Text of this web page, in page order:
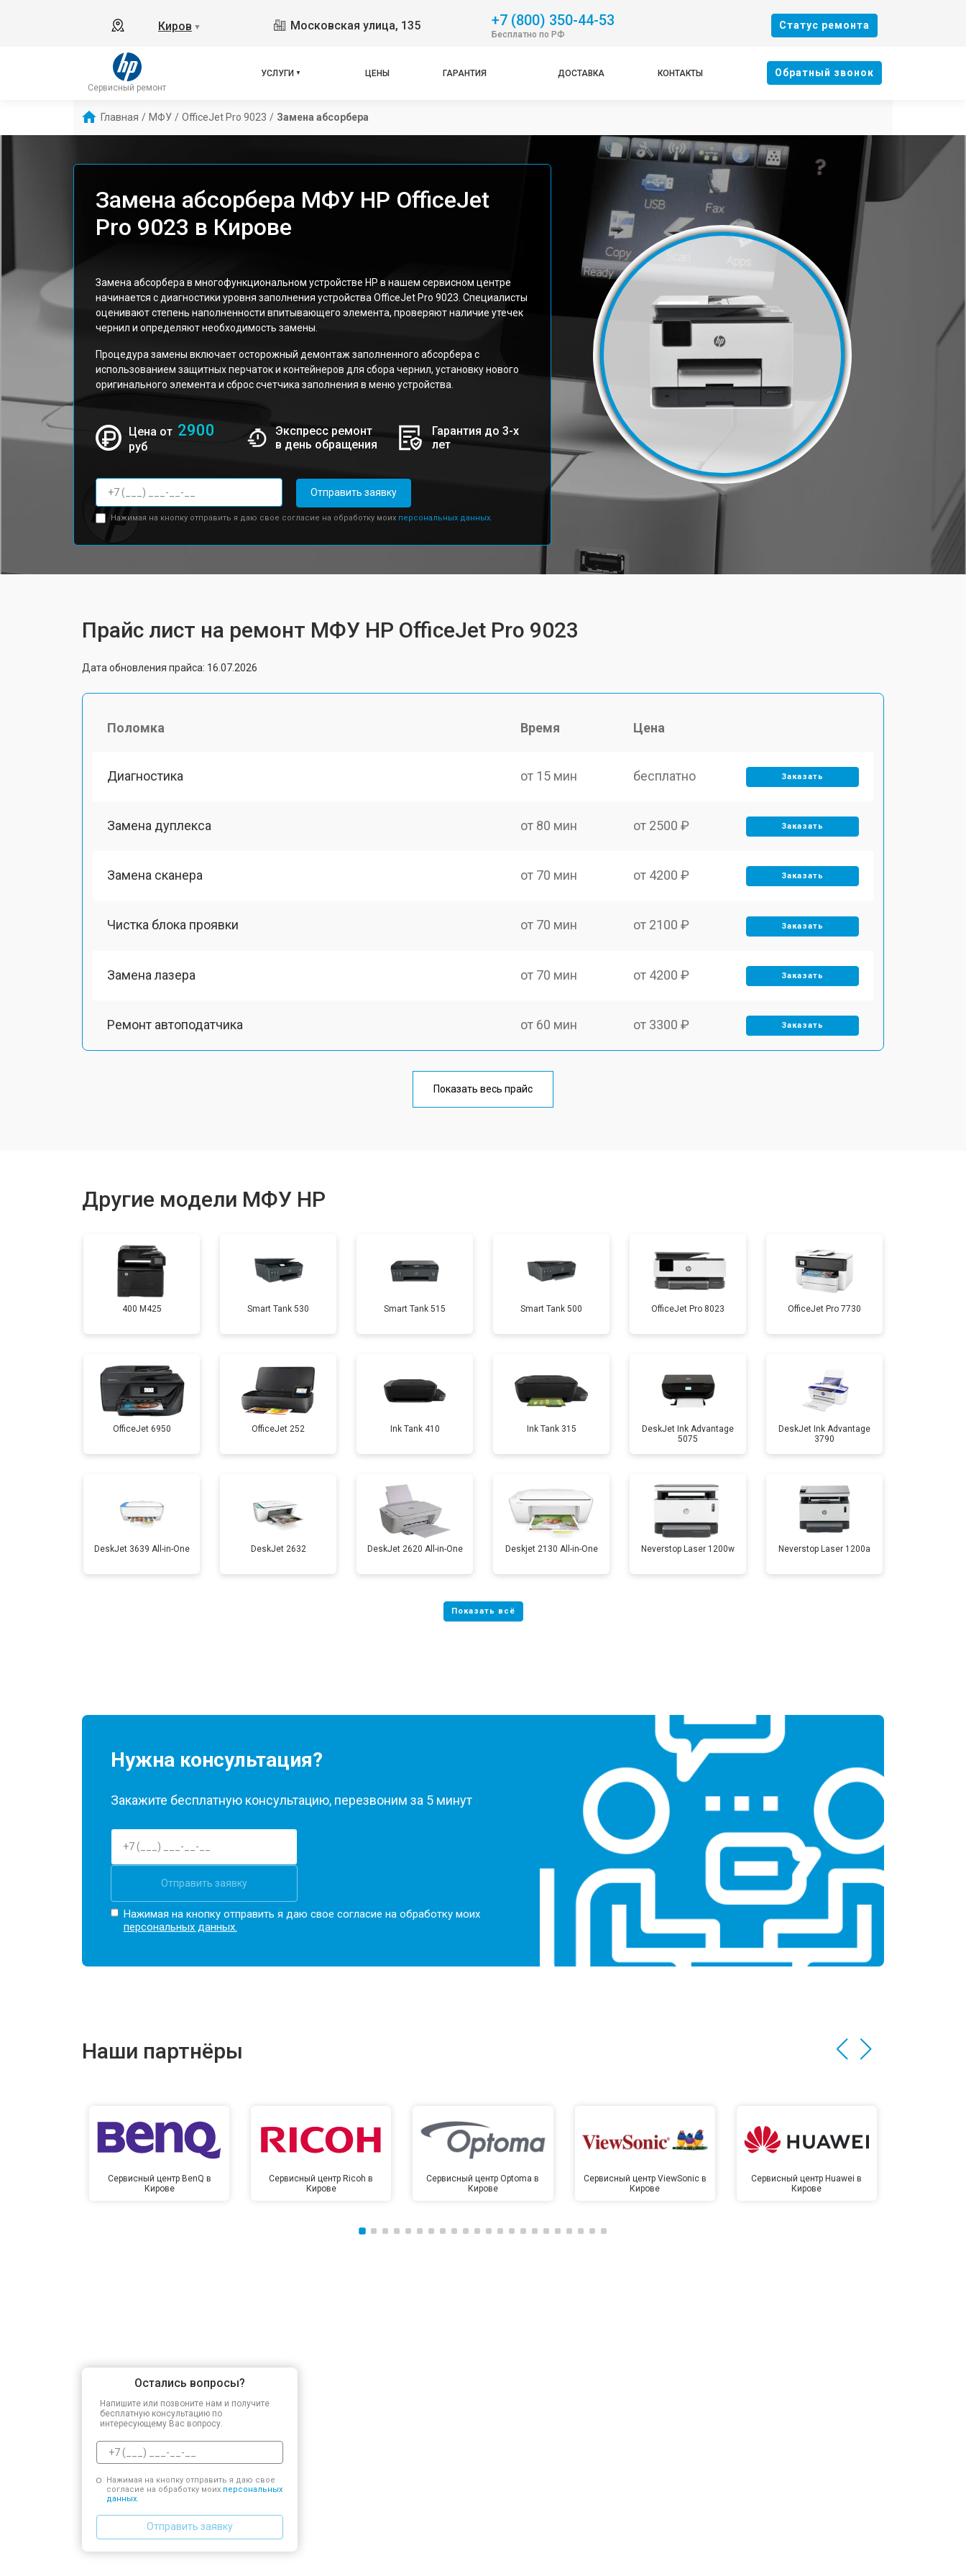
Киров ▼ Московская улица, 135 +7 (800) 350-44-53
Бесплатно по РФ
Cтатус ремонта
Сервисный ремонт
УСЛУГИ ЦЕНЫ ГАРАНТИЯ ДОСТАВКА КОНТАКТЫ Oбратный звонок
Главная / МФУ / OfficeJet Pro 9023 / Замена абсорбера
Замена абсорбера МФУ HP OfficeJet
Pro 9023 в Кирове
Замена абсорбера в многофункциональном устройстве HP в нашем сервисном центре
начинается с диагностики уровня заполнения устройства OfficeJet Pro 9023. Специалисты
оценивают степень наполненности впитывающего элемента, проверяют наличие утечек
чернил и определяют необходимость замены.
Процедура замены включает осторожный демонтаж заполненного абсорбера с
использованием защитных перчаток и контейнеров для сбора чернил, установку нового
оригинального элемента и сброс счетчика заполнения в меню устройства.
Цена от 2900
руб
Экспресс ремонт
в день обращения
Гарантия до 3-х
лет
Отправить заявку
Нажимая на кнопку отправить я даю свое согласие на обработку моих персональных данных.
Прайс лист на ремонт МФУ HP OfficeJet Pro 9023
Дата обновления прайса: 16.07.2026
Поломка Время Цена
Диагностика от 15 мин бесплатно Заказать
Замена дуплекса от 80 мин от 2500 ₽ Заказать
Замена сканера от 70 мин от 4200 ₽ Заказать
Чистка блока проявки от 70 мин от 2100 ₽ Заказать
Замена лазера от 70 мин от 4200 ₽ Заказать
Ремонт автоподатчика от 60 мин от 3300 ₽ Заказать
от 90 мин
Замена каретки от 90 мин от 2800 ₽ Заказать
Замена блока питания от 80 мин от 2500 ₽
Замена вала от 70 мин от 3500 ₽ Заказать
Показать весь прайс
Другие модели МФУ HP
400 M425 Smart Tank 530 Smart Tank 515 Smart Tank 500 OfficeJet Pro 8023 OfficeJet Pro 7730
OfficeJet 6950 OfficeJet 252 Ink Tank 410 Ink Tank 315
DeskJet Ink Advantage
5075
DeskJet Ink Advantage
3790
DeskJet 3639 All-in-One DeskJet 2632 DeskJet 2620 All-in-One Deskjet 2130 All-in-One Neverstop Laser 1200w Neverstop Laser 1200a
Нужна консультация?
Закажите бесплатную консультацию, перезвоним за 5 минут
Отправить заявку
Нажимая на кнопку отправить я даю свое согласие на обработку моих
персональных данных.
Наши партнёры
Сервисный центр BenQ в
Кирове
Сервисный центр Ricoh в
Кирове
Сервисный центр Optoma в
Кирове
Сервисный центр ViewSonic в
Кирове
Сервисный центр Huawei в
Кирове
Остались вопросы?
Напишите или позвоните нам и получите
бесплатную консультацию по
интересующему Вас вопросу.
Нажимая на кнопку отправить я даю свое
согласие на обработку моих персональных
данных.
Отправить заявку